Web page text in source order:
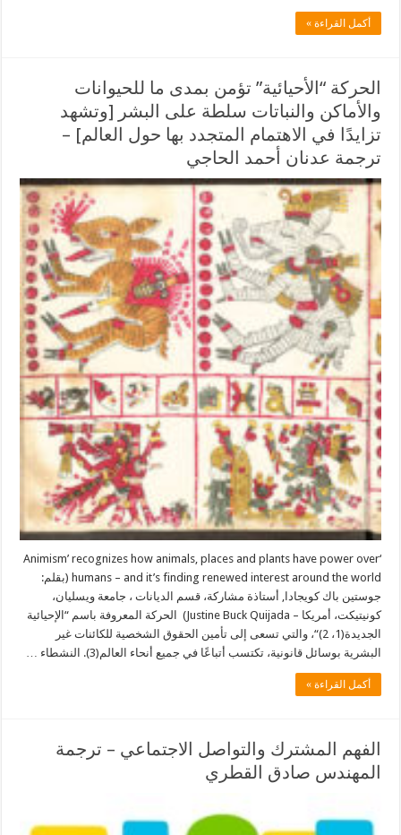
أكمل القراءة »
الحركة “الأحيائية” تؤمن بمدى ما للحيوانات
والأماكن والنباتات سلطة على البشر [وتشهد
تزايدًا في الاهتمام المتجدد بها حول العالم] –
ترجمة عدنان أحمد الحاجي
‘Animism’ recognizes how animals, places and plants have power over
humans – and it’s finding renewed interest around the world (بقلم:
جوستين باك كويجادا, أستاذة مشاركة، قسم الديانات ، جامعة ويسليان،
كونيتيكت، أمريكا – Justine Buck Quijada) الحركة المعروفة باسم “الإحيائية
الجديدة(1، 2)“، والتي تسعى إلى تأمين الحقوق الشخصية للكائنات غير
البشرية بوسائل قانونية، تكتسب أتباعًا في جميع أنحاء العالم(3). النشطاء …
أكمل القراءة »
الفهم المشترك والتواصل الاجتماعي – ترجمة
المهندس صادق القطري